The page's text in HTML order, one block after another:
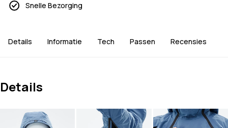
Snelle Bezorging
Details Informatie Tech Passen Recensies
Details